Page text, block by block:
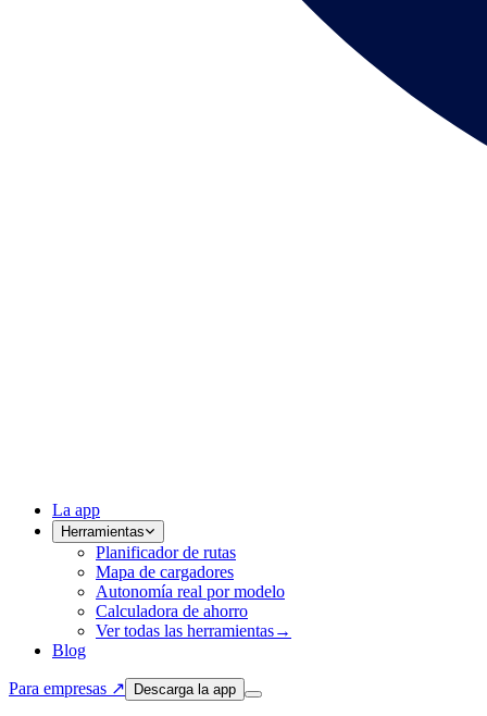
La app
Herramientas
Planificador de rutas
Mapa de cargadores
Autonomía real por modelo
Calculadora de ahorro
Ver todas las herramientas→
Blog
Para empresas ↗ Descarga la app